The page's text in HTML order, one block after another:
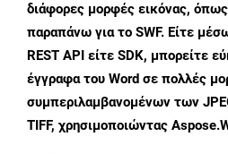
διάφορες μορφές εικόνας,
παραπάνω για το SWF. Είτε
REST API είτε SDK, μπορείτε
έγγραφα του Word σε πολλές
συμπεριλαμβανομένων των
TIFF, χρησιμοποιώντας